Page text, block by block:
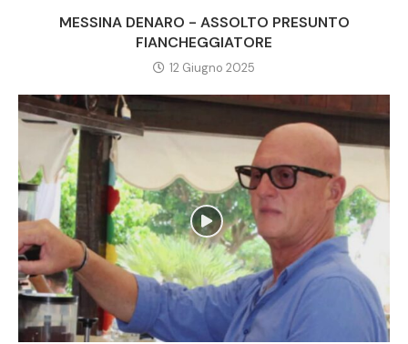
MESSINA DENARO - ASSOLTO PRESUNTO
FIANCHEGGIATORE
12 Giugno 2025